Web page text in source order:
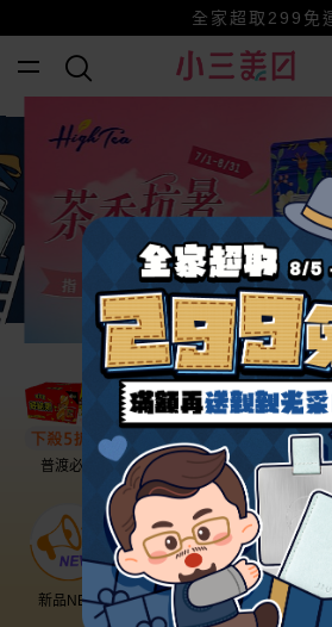
賺美幣~換好禮~立即
小三美日x全支付~美幣+全
幫老爸清空購物
全家超取299免
普渡必備 話題保養 盛
新品NEW 優惠神券 美